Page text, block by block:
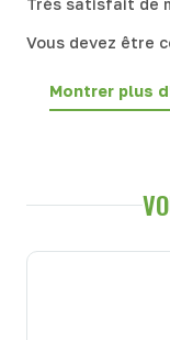
Vous devez être
Montrer plus